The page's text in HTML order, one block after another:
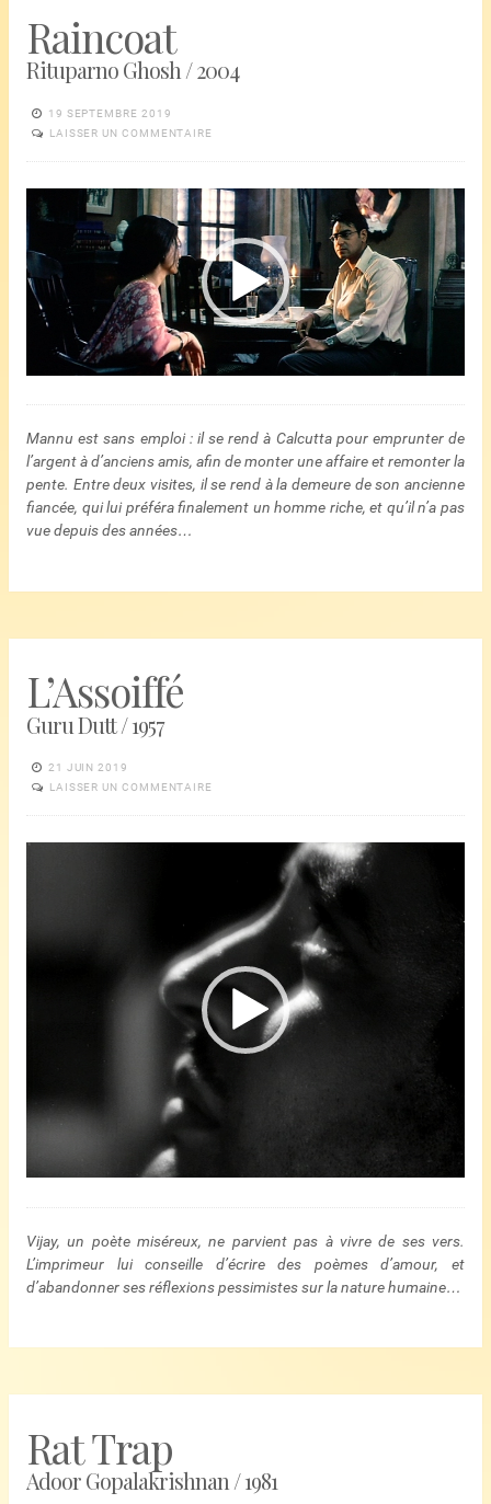
Raincoat
Rituparno Ghosh / 2004
19 SEPTEMBRE 2019
LAISSER UN COMMENTAIRE
Lecteur
vidéo
Mannu est sans emploi : il se rend à Calcutta pour emprunter de
l’argent à d’anciens amis, afin de monter une affaire et remonter la
pente. Entre deux visites, il se rend à la demeure de son ancienne
fiancée, qui lui préféra finalement un homme riche, et qu’il n’a pas
vue depuis des années…
L’Assoiffé
Guru Dutt / 1957
21 JUIN 2019
LAISSER UN COMMENTAIRE
Vijay, un poète miséreux, ne parvient pas à vivre de ses vers.
L’imprimeur lui conseille d’écrire des poèmes d’amour, et
d’abandonner ses réflexions pessimistes sur la nature humaine…
Rat Trap
Adoor Gopalakrishnan / 1981